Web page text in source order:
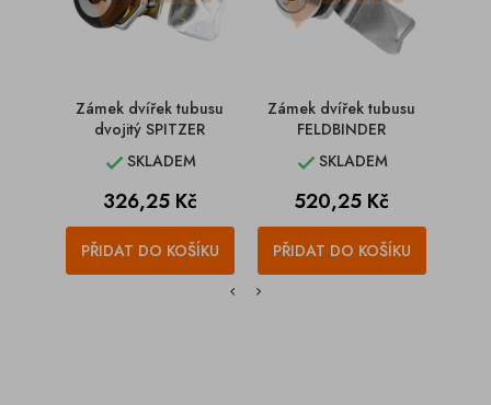
Zámek dvířek tubusu
dvojitý SPITZER
SKLADEM
Cena
326,25 Kč
PŘIDAT DO KOŠÍKU
Zámek dvířek tubusu
FELDBINDER
SKLADEM
Cena
520,25 Kč
PŘIDAT DO KOŠÍKU